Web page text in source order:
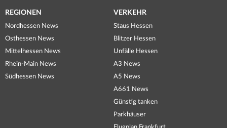
REGIONEN
Nordhessen News
Osthessen News
Mittelhessen News
Rhein-Main News
Südhessen News
VERKEHR
Staus Hessen
Blitzer Hessen
Unfälle Hessen
A3 News
A5 News
A661 News
Günstig tanken
Parkhäuser